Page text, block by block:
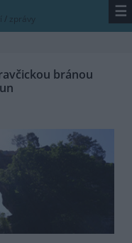
/ zprávy ☰
bránou